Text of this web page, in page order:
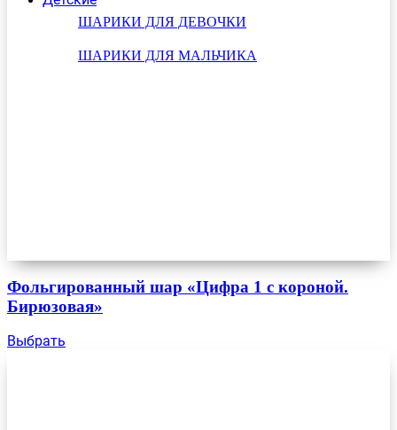
ШАРИКИ ДЛЯ ДЕВОЧКИ
ШАРИКИ ДЛЯ МАЛЬЧИКА
Фольгированный шар «Цифра 1 с короной.
Бирюзовая»
Выбрать